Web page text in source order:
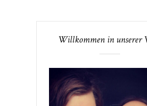
Willkommen in unserer